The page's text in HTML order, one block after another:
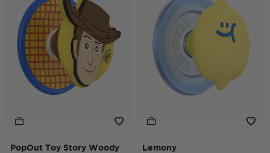
PopOut Toy Story Woody
Lemony